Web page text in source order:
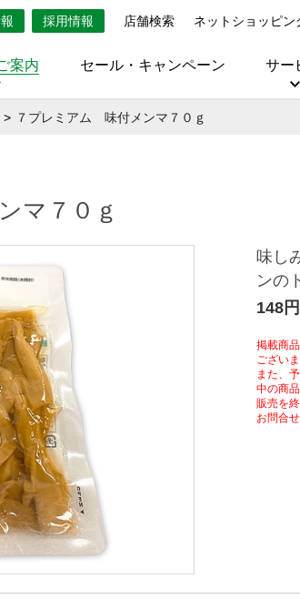
採用情報 店舗検索 ネットショッピン
案内 セール・キャンペーン サー
７プレミアム 味付メンマ７０ｇ
マ７０ｇ
味し
ンの
148
掲載商
ございま
また、
中の商
販売を
お問合